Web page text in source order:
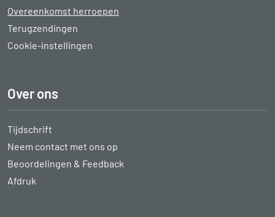
Overeenkomst herroepen
Terugzendingen
Cookie-instellingen
Over ons
Tijdschrift
Neem contact met ons op
Beoordelingen & Feedback
Afdruk